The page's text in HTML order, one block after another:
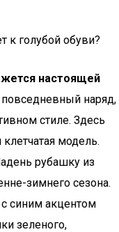
к голубой обуви?
настоящей
наряд,
стиле. Здесь
модель.
рубашку из
зимнего сезона.
синим акцентом
зеленого,